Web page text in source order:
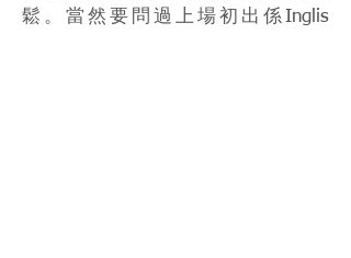
鬆。當然要問過上場初出係Inglis